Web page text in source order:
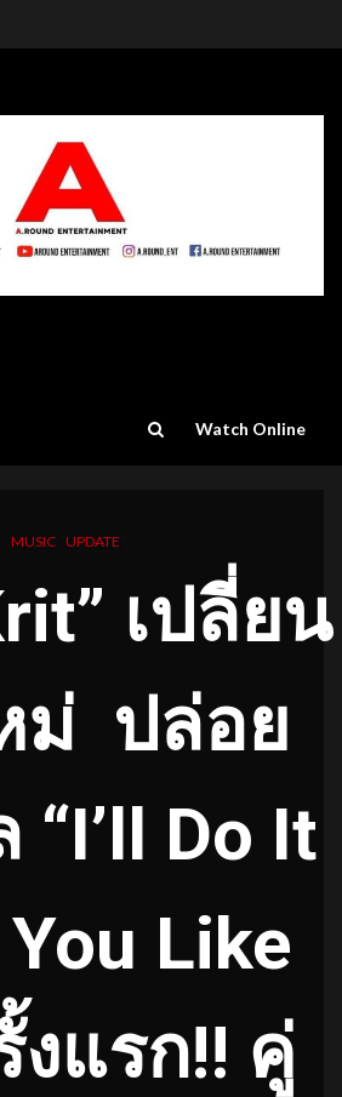
Watch Online
MUSIC UPDATE
” เปลี่ยน
ม่ ปล่อย
“I’ll Do It
Like
งแรก!! คู่